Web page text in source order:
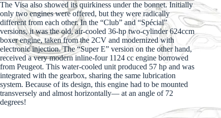
The Visa also showed its quirkiness under the bonnet. Initially
only two engines were offered, but they were radically
different from each other. In the “Club” and “Spécial”
versions, it was the old, air-cooled 36-hp two-cylinder 624ccm
boxer engine, taken from the 2CV and modernized with
electronic injection. The “Super E” version on the other hand,
received a very modern inline-four 1124 cc engine borrowed
from Peugeot. This water-cooled unit produced 57 hp and was
integrated with the gearbox, sharing the same lubrication
system. Because of its design, this engine had to be mounted
transversely and almost horizontally— at an angle of 72
degrees!